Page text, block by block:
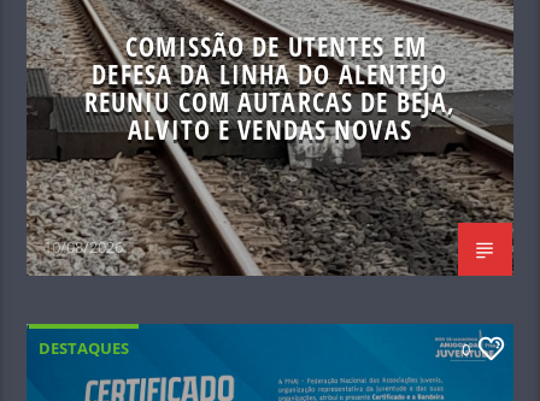
COMISSÃO DE UTENTES EM
DEFESA DA LINHA DO ALENTEJO
REUNIU COM AUTARCAS DE BEJA,
ALVITO E VENDAS NOVAS
10/08/2026
DESTAQUES 0